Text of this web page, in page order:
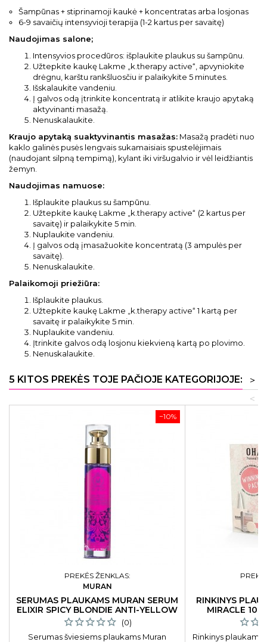
Šampūnas + stiprinamoji kaukė + koncentratas arba losjonas
6-9 savaičių intensyvioji terapija (1-2 kartus per savaitę)
Naudojimas salone;
Intensyvios procedūros: išplaukite plaukus su šampūnu.
Užtepkite kaukę Lakme „k.therapy active“, apvyniokite
drėgnu, karštu rankšluosčiu ir palaikykite 5 minutes.
Išskalaukite vandeniu.
Į galvos odą įtrinkite koncentratą ir atlikite kraujo apytaką
aktyvinanti masažą.
Nenuskalaukite.
Kraujo apytaką suaktyvinantis masažas: Masažą pradėti nuo
kaklo galinės pusės lengvais sukamaisiais spustelėjimais
(naudojant silpną tempimą), kylant iki viršugalvio ir vėl leidžiantis
žemyn.
Naudojimas namuose:
Išplaukite plaukus su šampūnu.
Užtepkite kaukę Lakme „k.therapy active“ (2 kartus per
savaitę) ir palaikykite 5 min.
Nuplaukite vandeniu.
Į galvos odą įmasažuokite koncentratą (3 ampulės per
savaitę).
Nenuskalaukite.
Palaikomoji priežiūra:
Išplaukite plaukus.
Užtepkite kaukę Lakme „k.therapy active“ 1 kartą per
savaitę ir palaikykite 5 min.
Nuplaukite vandeniu.
Įtrinkite galvos odą losjonu kiekvieną kartą po plovimo.
Nenuskalaukite.
5 KITOS PREKĖS TOJE PAČIOJE KATEGORIJOJE:
>
<
−10%
PREKĖS ŽENKLAS:
MURAN
SERUMAS PLAUKAMS MURAN SERUM
ELIXIR SPICY BLONDIE ANTI-YELLOW
50 ML
(0)
Serumas šviesiems plaukams Muran
RINKINYS
MIRACLE 10
Rinkinys plaukams